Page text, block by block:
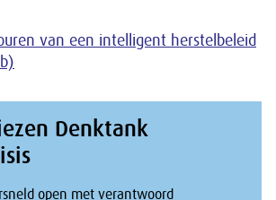
van een intelligent herstelbeleid
Denktank
open met verantwoord